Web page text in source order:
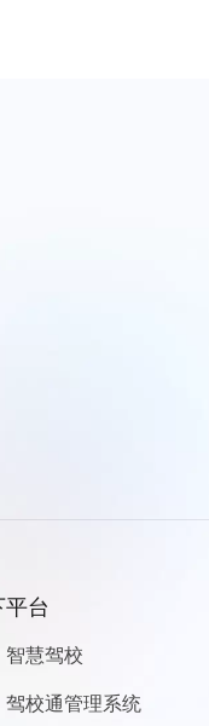
台
智慧驾校
驾校通管理系统